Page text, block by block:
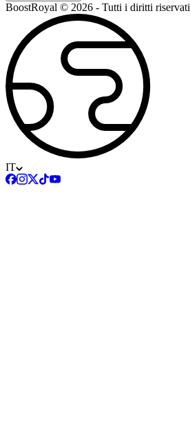
BoostRoyal © 2026 - Tutti i diritti riservati
IT